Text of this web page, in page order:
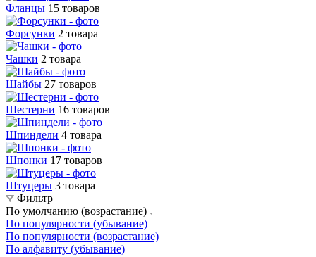
Фланцы 15 товаров
Форсунки 2 товара
Чашки 2 товара
Шайбы 27 товаров
Шестерни 16 товаров
Шпиндели 4 товара
Шпонки 17 товаров
Штуцеры 3 товара
Фильтр
По умолчанию (возрастание)
По популярности (убывание)
По популярности (возрастание)
По алфавиту (убывание)